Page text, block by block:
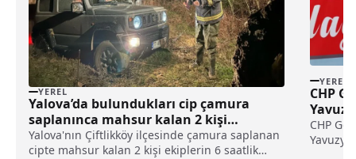
YEREL
Yalova’da bulundukları cip çamura
saplanınca mahsur kalan 2 kişi
kurtarıldı haberi
Yalova'nın Çiftlikköy ilçesinde çamura saplanan
cipte mahsur kalan 2 kişi ekiplerin 6 saatlik
YEREL
CHP
CHP